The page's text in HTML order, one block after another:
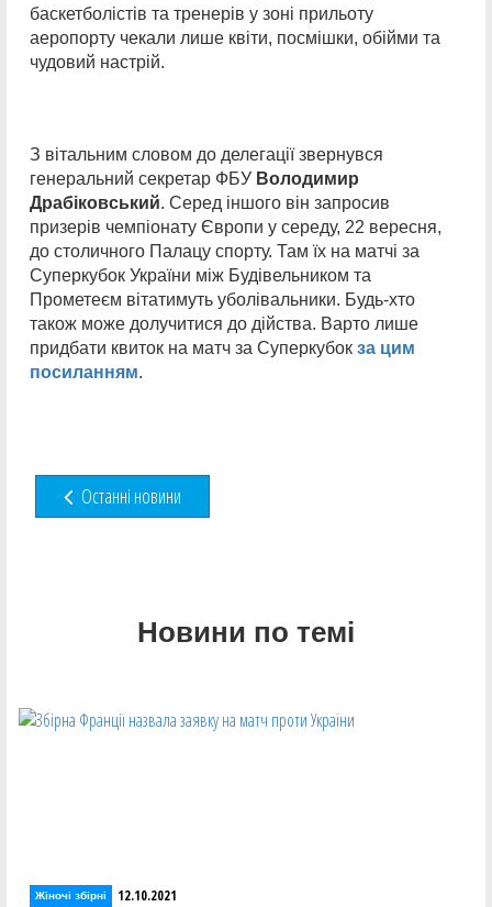
баскетболістів та тренерів у зоні прильоту
аеропорту чекали лише квіти, посмішки, обійми та
чудовий настрій.
З вітальним словом до делегації звернувся
генеральний секретар ФБУ Володимир
Драбіковський. Серед іншого він запросив
призерів чемпіонату Європи у середу, 22 вересня,
до столичного Палацу спорту. Там їх на матчі за
Суперкубок України між Будівельником та
Прометеєм вітатимуть уболівальники. Будь-хто
також може долучитися до дійства. Варто лише
придбати квиток на матч за Суперкубок за цим
посиланням.
Останні новини
Новини по темі
Жіночі збірні 12.10.2021